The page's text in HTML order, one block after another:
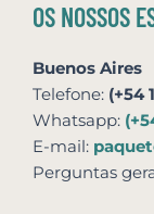
OS NOSSOS
Buenos Aires
Telefone: (+54
Whatsapp:
E-mail:
Perguntas